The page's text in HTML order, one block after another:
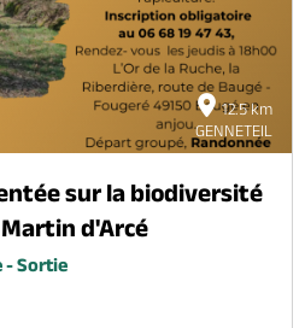
12.5 km
GENNETEIL
sur la biodiversité
d'Arcé
- Sortie